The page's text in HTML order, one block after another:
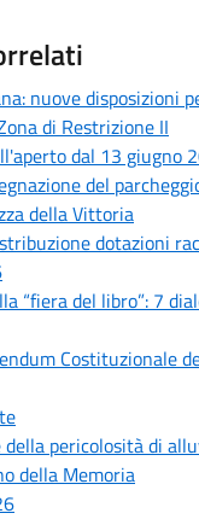
nuove disposizioni
di Restrizione II
dal 13 giugno
del
della Vittoria
dotazioni
“fiera del libro”: 7
Costituzionale
pericolosità di
della Memoria